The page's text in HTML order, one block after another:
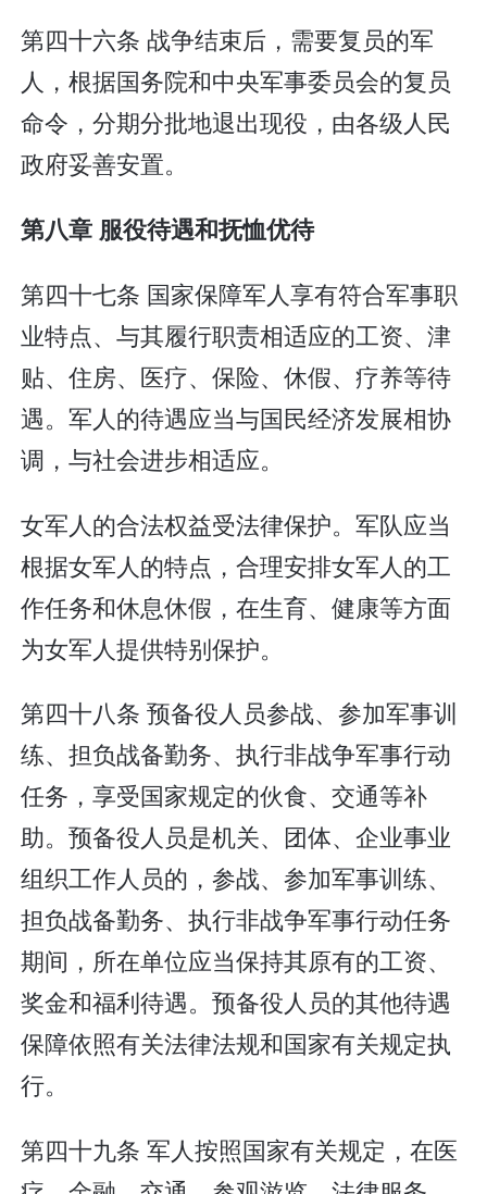
第四十六条 战争结束后，需要复员的军
人，根据国务院和中央军事委员会的复员
命令，分期分批地退出现役，由各级人民
政府妥善安置。
第八章 服役待遇和抚恤优待
第四十七条 国家保障军人享有符合军事职
业特点、与其履行职责相适应的工资、津
贴、住房、医疗、保险、休假、疗养等待
遇。军人的待遇应当与国民经济发展相协
调，与社会进步相适应。
女军人的合法权益受法律保护。军队应当
根据女军人的特点，合理安排女军人的工
作任务和休息休假，在生育、健康等方面
为女军人提供特别保护。
第四十八条 预备役人员参战、参加军事训
练、担负战备勤务、执行非战争军事行动
任务，享受国家规定的伙食、交通等补
助。预备役人员是机关、团体、企业事业
组织工作人员的，参战、参加军事训练、
担负战备勤务、执行非战争军事行动任务
期间，所在单位应当保持其原有的工资、
奖金和福利待遇。预备役人员的其他待遇
保障依照有关法律法规和国家有关规定执
行。
第四十九条 军人按照国家有关规定，在医